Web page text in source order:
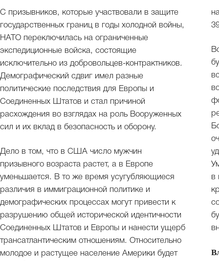
С призывников, которые участвовали в защите
государственных границ в годы холодной войны,
НАТО переключилась на ограниченные
экспедиционные войска, состоящие
исключительно из добровольцев-контрактников.
Демографический сдвиг имел разные
политические последствия для Европы и
Соединенных Штатов и стал причиной
расхождения во взглядах на роль Вооруженных
сил и их вклад в безопасность и оборону.
Дело в том, что в США число мужчин
призывного возраста растет, а в Европе
уменьшается. В то же время усугубляющиеся
различия в иммиграционной политике и
демографических процессах могут привести к
разрушению общей исторической идентичности
Соединенных Штатов и Европы и нанести ущерб
трансатлантическим отношениям. Относительно
молодое и растущее население Америки будет
в